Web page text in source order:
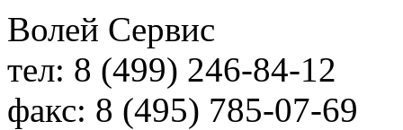
Волей Сервис
тел: 8 (499) 246-84-12
факс: 8 (495) 785-07-69